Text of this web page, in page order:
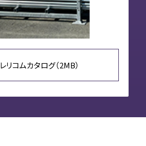
レリコムカタログ（2MB）